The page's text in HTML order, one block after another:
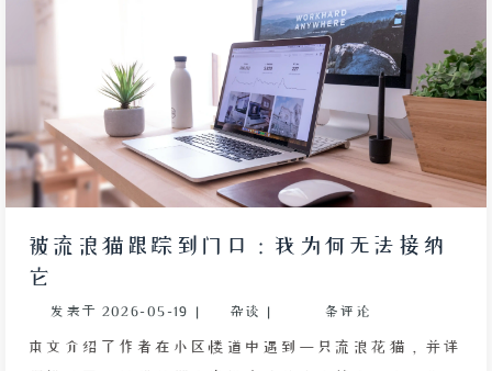
店老板娘惊恐地透露，周大同害死了她弟弟的妻子，且
弟弟因游行堵车迟到 1 分钟未能见到最后一面。随后法
医鉴定发现死者竟然就是周大同本人，而该店铺长期无
人经营。警方调查还发现，几个月前的另一起杀人案手
法相似：凶手在墙上用石头凿出名字，且作案前总有自
称监控维护员（但制服不统一）的人员出现。随着案件
发酵，居民因恐惧纷纷搬离，整座城市陷入不安。文章
手的阴影。
被流浪猫跟踪到门口：我为何无法接纳
它
发表于 2026-05-19 | 杂谈 | 条评论
本文介绍了作者在小区楼道中遇到一只流浪花猫，并详